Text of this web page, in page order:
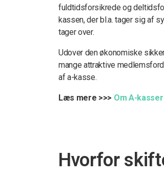
fuldtidsforsikrede og
kassen, der bl.a. tager sig af
tager over.
Udover den økonomiske
mange attraktive
af a-kasse.
Læs mere >>> Om A-kasser
Hvorfor